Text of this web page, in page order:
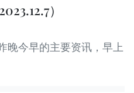
）
晚今早的主要资讯，早上